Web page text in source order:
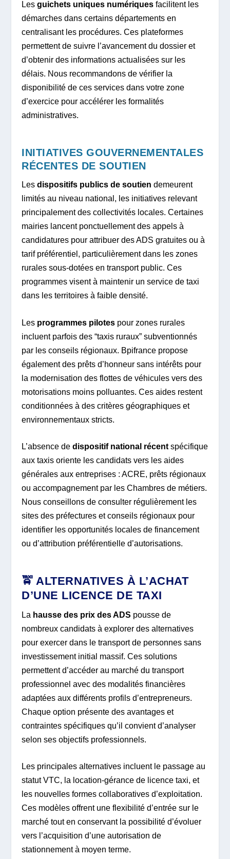
Lesguichets uniques numériques facilitent les
démarches dans certains départements en
centralisant les procédures. Ces plateformes
permettent de suivre l’avancement du dossier et
d’obtenir des informations actualisées sur les
délais. Nous recommandons de vérifier la
disponibilité de ces services dans votre zone
d’exercice pour accélérer les formalités
administratives.
INITIATIVES GOUVERNEMENTALES
RÉCENTES DE SOUTIEN
Lesdispositifs publics de soutien demeurent
limités au niveau national, les initiatives relevant
principalement des collectivités locales. Certaines
mairies lancent ponctuellement des appels à
candidatures pour attribuer des ADS gratuites ou à
tarif préférentiel, particulièrement dans les zones
rurales sous-dotées en transport public. Ces
programmes visent à maintenir un service de taxi
dans les territoires à faible densité.
Les programmes pilotes pour zones rurales
incluent parfois des “taxis ruraux” subventionnés
par les conseils régionaux. Bpifrance propose
également des prêts d’honneur sans intérêts pour
la modernisation des flottes de véhicules vers des
motorisations moins polluantes. Ces aides restent
conditionnées à des critères géographiques et
environnementaux stricts.
L’absence dedispositif national récent spécifique
aux taxis oriente les candidats vers les aides
générales aux entreprises : ACRE, prêts régionaux
ou accompagnement par les Chambres de métiers.
Nous conseillons de consulter régulièrement les
sites des préfectures et conseils régionaux pour
identifier les opportunités locales de financement
ou d’attribution préférentielle d’autorisations.
🚖 ALTERNATIVES À L’ACHAT
D’UNE LICENCE DE TAXI
La hausse des prix des ADS pousse de
nombreux candidats à explorer des alternatives
pour exercer dans le transport de personnes sans
investissement initial massif. Ces solutions
permettent d’accéder au marché du transport
professionnel avec des modalités financières
adaptées aux différents profils d’entrepreneurs.
Chaque option présente des avantages et
contraintes spécifiques qu’il convient d’analyser
selon ses objectifs professionnels.
Les principales alternatives incluent le passage au
statut VTC, la location-gérance de licence taxi, et
les nouvelles formes collaboratives d’exploitation.
Ces modèles offrent une flexibilité d’entrée sur le
marché tout en conservant la possibilité d’évoluer
vers l’acquisition d’une autorisation de
stationnement à moyen terme.